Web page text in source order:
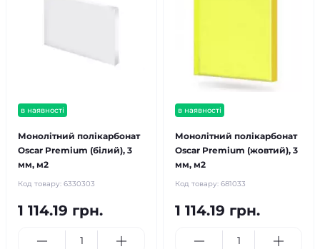
в наявності
Монолітний полікарбонат
Oscar Premium (білий), 3
мм, м2
Код товару: 6330303
1 114.19 грн.
в наявності
Монолітний полікарбонат
Oscar Premium (жовтий), 3
мм, м2
Код товару: 681033
1 114.19 грн.